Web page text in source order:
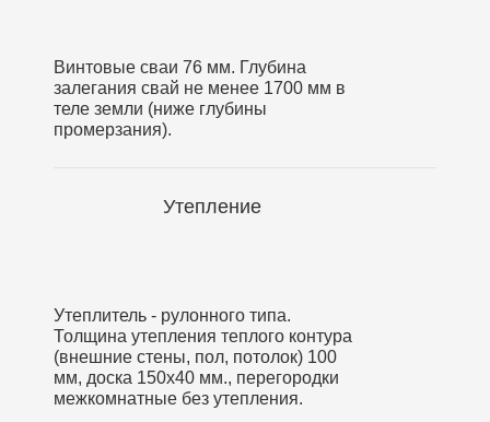
Винтовые сваи 76 мм. Глубина
залегания свай не менее 1700 мм в
теле земли (ниже глубины
промерзания).
Утепление
Утеплитель - рулонного типа.
Толщина утепления теплого контура
(внешние стены, пол, потолок) 100
мм, доска 150х40 мм., перегородки
межкомнатные без утепления.